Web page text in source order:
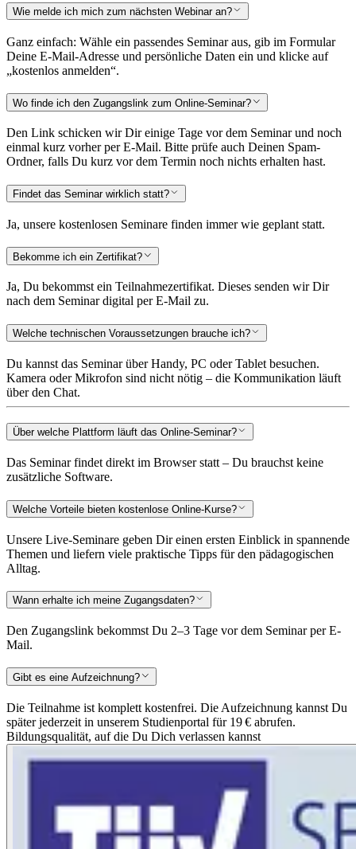
Wie melde ich mich zum nächsten Webinar an?
Ganz einfach: Wähle ein passendes Seminar aus, gib im Formular
Deine E-Mail-Adresse und persönliche Daten ein und klicke auf
„kostenlos anmelden“.
Wo finde ich den Zugangslink zum Online-Seminar?
Den Link schicken wir Dir einige Tage vor dem Seminar und noch
einmal kurz vorher per E-Mail. Bitte prüfe auch Deinen Spam-
Ordner, falls Du kurz vor dem Termin noch nichts erhalten hast.
Findet das Seminar wirklich statt?
Ja, unsere kostenlosen Seminare finden immer wie geplant statt.
Bekomme ich ein Zertifikat?
Ja, Du bekommst ein Teilnahmezertifikat. Dieses senden wir Dir
nach dem Seminar digital per E-Mail zu.
Welche technischen Voraussetzungen brauche ich?
Du kannst das Seminar über Handy, PC oder Tablet besuchen.
Kamera oder Mikrofon sind nicht nötig – die Kommunikation läuft
über den Chat.
Über welche Plattform läuft das Online-Seminar?
Das Seminar findet direkt im Browser statt – Du brauchst keine
zusätzliche Software.
Welche Vorteile bieten kostenlose Online-Kurse?
Unsere Live-Seminare geben Dir einen ersten Einblick in spannende
Themen und liefern viele praktische Tipps für den pädagogischen
Alltag.
Wann erhalte ich meine Zugangsdaten?
Den Zugangslink bekommst Du 2–3 Tage vor dem Seminar per E-
Mail.
Gibt es eine Aufzeichnung?
Die Teilnahme ist komplett kostenfrei. Die Aufzeichnung kannst Du
später jederzeit in unserem Studienportal für 19 € abrufen.
Bildungsqualität, auf die Du Dich verlassen kannst